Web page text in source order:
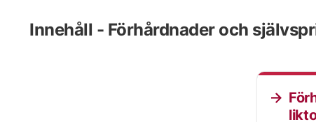
Innehåll - Förhårdnader och